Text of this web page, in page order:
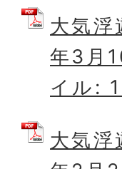
大気浮
年3月
イル:
大気浮